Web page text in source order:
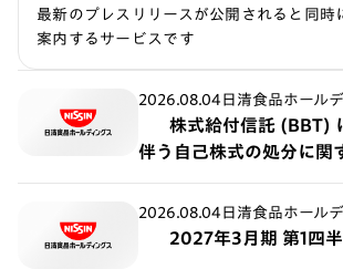
最新のプレスリリースが公開されると同時
案内するサービスです
2026.08.04 日清食品ホール
株式給付信託 (BBT)
伴う自己株式の処分に関
2026.08.04 日清食品ホール
2027年3月期 第1四